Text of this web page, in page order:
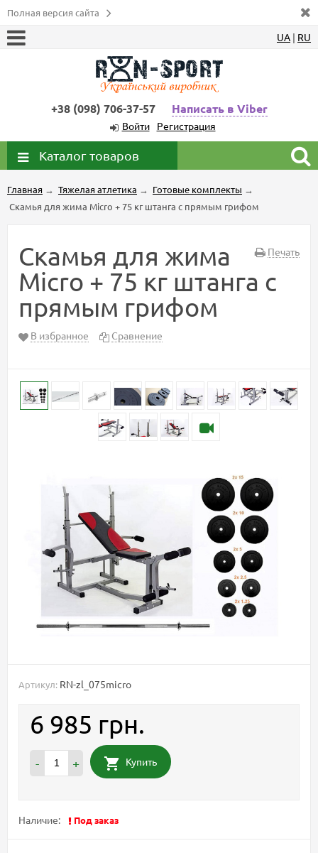
Полная версия сайта
UA | RU
+38 (098) 706-37-57 Написать в Viber
Войти Регистрация
Каталог товаров
Главная → Тяжелая атлетика → Готовые комплекты →
Скамья для жима Micro + 75 кг штанга с прямым грифом
Печать
Скамья для жима
Micro + 75 кг штанга с
прямым грифом
В избранное Сравнение
Артикул: RN-zl_075micro
6 985 грн.
- + Купить
Наличие: Под заказ